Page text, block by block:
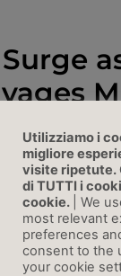
Utilizziamo i
migliore
visite ripetute.
di TUTTI i
cookie.
| We
most relevant
preferences
consent to the
your cookie